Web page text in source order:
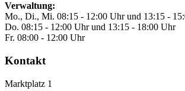
Verwaltung:
Mo., Di., Mi. 08:15 - 12:00 Uhr und 13:15 -
Do. 08:15 - 12:00 Uhr und 13:15 - 18:00 Uhr
Fr. 08:00 - 12:00 Uhr
Kontakt
Marktplatz 1